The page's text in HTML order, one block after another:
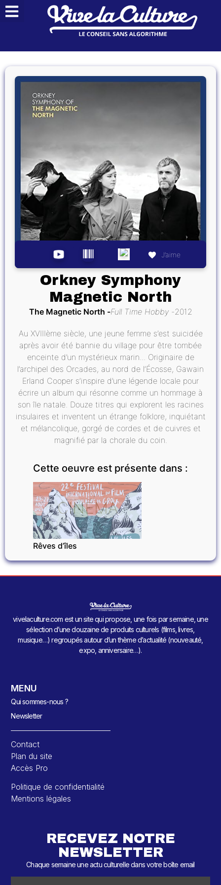
J’aime
Orkney Symphony
Magnetic North
The Magnetic North Full Time Hobby 2012
Au XVIIIème siècle, une jeune femme s’est suicidée
après avoir été bannie du village pour être tombée
enceinte d’un mystérieux marin... Originaire de
l’archipel des Orcades, au nord de l’Écosse, Gawain
Erland Cooper s’inspire d’une légende locale pour
écrire un album qui résonne comme un hommage à
son île natale. Douze titres qui explorent les racines
insulaires et inventent un étrange folklore, inquiétant
et mélancolique, gorgé de cordes et de cuivres et
magnifié par la chorale du coin.
Cette oeuvre est présente dans :
CINÉMA
Rêves d’îles
vivelaculture.com est un site qui propose, une fois par semaine, une
sélection d’une douzaine de produits culturels (films, livres,
musique…) regroupés autour d’un thème d’actualité (nouveauté,
expo, anniversaire…).
MENU
Qui sommes-nous ?
Newsletter
Contact
Plan du site
Accès Pro
Politique de confidentialité
Mentions légales
RECEVEZ NOTRE
NEWSLETTER
Chaque semaine une actu culturelle dans votre boîte email